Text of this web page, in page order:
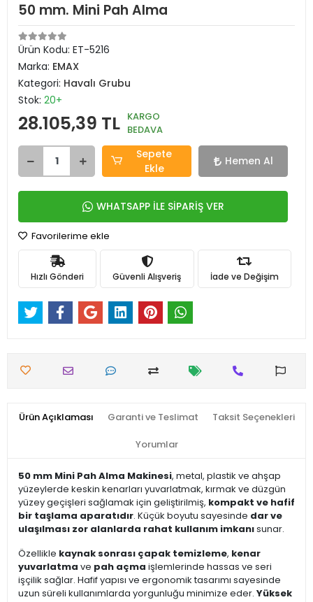
50 mm. Mini Pah Alma
Ürün Kodu: ET-5216
Marka: EMAX
Kategori: Havalı Grubu
Stok: 20+
28.105,39 TL KARGO
BEDAVA
Sepete
Ekle
Hemen Al
WHATSAPP İLE SİPARİŞ VER
Favorilerime ekle
Hızlı Gönderi Güvenli Alışveriş İade ve Değişim
Ürün Açıklaması Garanti ve Teslimat Taksit Seçenekleri
Yorumlar
50 mm Mini Pah Alma Makinesi, metal, plastik ve ahşap
yüzeylerde keskin kenarları yuvarlatmak, kırmak ve düzgün
yüzey geçişleri sağlamak için geliştirilmiş, kompakt ve hafif
bir taşlama aparatıdır. Küçük boyutu sayesinde dar ve
ulaşılması zor alanlarda rahat kullanım imkanısunar.
Özellikle kaynak sonrası çapak temizleme, kenar
yuvarlatma ve pah açma işlemlerinde hassas ve seri
işçilik sağlar. Hafif yapısı ve ergonomik tasarımı sayesinde
uzun süreli kullanımlarda yorgunluğu minimize eder. Yüksek